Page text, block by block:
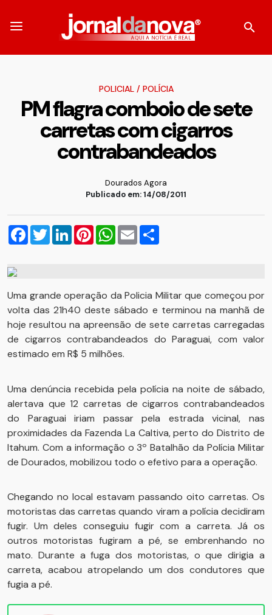
POLICIAL/ POLÍCIA
PM flagra comboio de sete
carretas com cigarros
contrabandeados
Dourados Agora
Publicado em: 14/08/2011
Facebook
TwitterLinkedInPinterestWhatsApp
Email
Uma grande operação da Policia Militar que começou por
volta das 21h40 deste sábado e terminou na manhã de
hoje resultou na apreensão de sete carretas carregadas
de cigarros contrabandeados do Paraguai, com valor
estimado em R$ 5 milhões.
Uma denúncia recebida pela polícia na noite de sábado,
alertava que 12 carretas de cigarros contrabandeados
do Paraguai iriam passar pela estrada vicinal, nas
proximidades da Fazenda La Caltiva, perto do Distrito de
Itahum. Com a informação o 3º Batalhão da Polícia Militar
de Dourados, mobilizou todo o efetivo para a operação.
Chegando no local estavam passando oito carretas. Os
motoristas das carretas quando viram a polícia decidiram
fugir. Um deles conseguiu fugir com a carreta. Já os
outros motoristas fugiram a pé, se embrenhando no
mato. Durante a fuga dos motoristas, o que dirigia a
carreta, acabou atropelando um dos condutores que
fugia a pé.